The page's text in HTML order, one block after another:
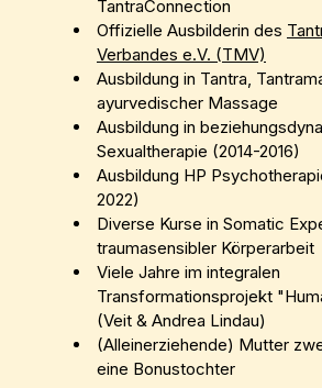
TantraConnection
Offizielle Ausbilderin des
Verbandes e.V. (TMV)
Ausbildung in Tantra,
ayurvedischer Massage
Ausbildung in
Sexualtherapie (2014-2016)
Ausbildung HP
2022)
Diverse Kurse in Somatic
traumasensibler Körperarbeit
Viele Jahre im integralen
Transformationsprojekt
(Veit & Andrea Lindau)
(Alleinerziehende) Mutter
eine Bonustochter